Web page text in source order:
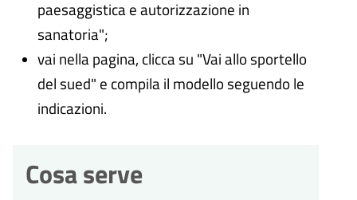
paesaggistica e autorizzazione in
sanatoria";
vai nella pagina, clicca su "Vai allo sportello
del sued" e compila il modello seguendo le
indicazioni.
Cosa serve